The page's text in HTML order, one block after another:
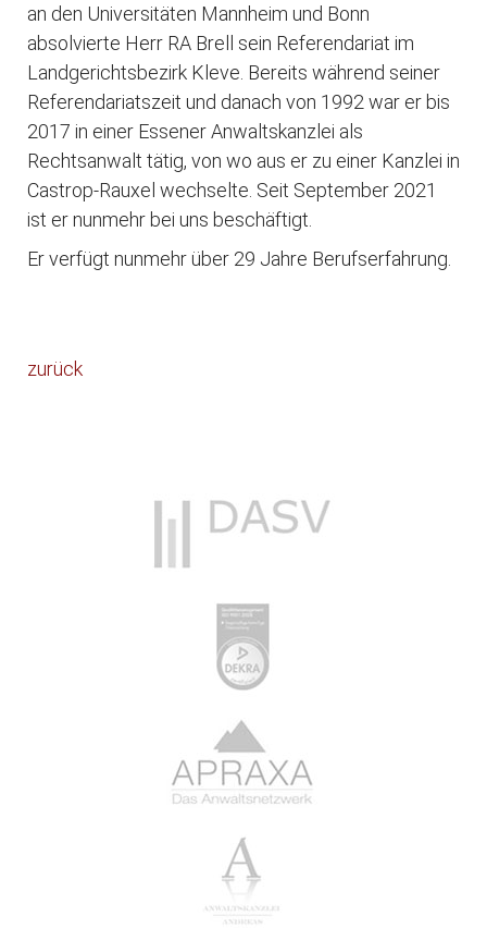
an den Universitäten Mannheim und Bonn
absolvierte Herr RA Brell sein Referendariat im
Landgerichtsbezirk Kleve. Bereits während seiner
Referendariatszeit und danach von 1992 war er bis
2017 in einer Essener Anwaltskanzlei als
Rechtsanwalt tätig, von wo aus er zu einer Kanzlei in
Castrop-Rauxel wechselte. Seit September 2021
ist er nunmehr bei uns beschäftigt.
Er verfügt nunmehr über 29 Jahre Berufserfahrung.
zurück